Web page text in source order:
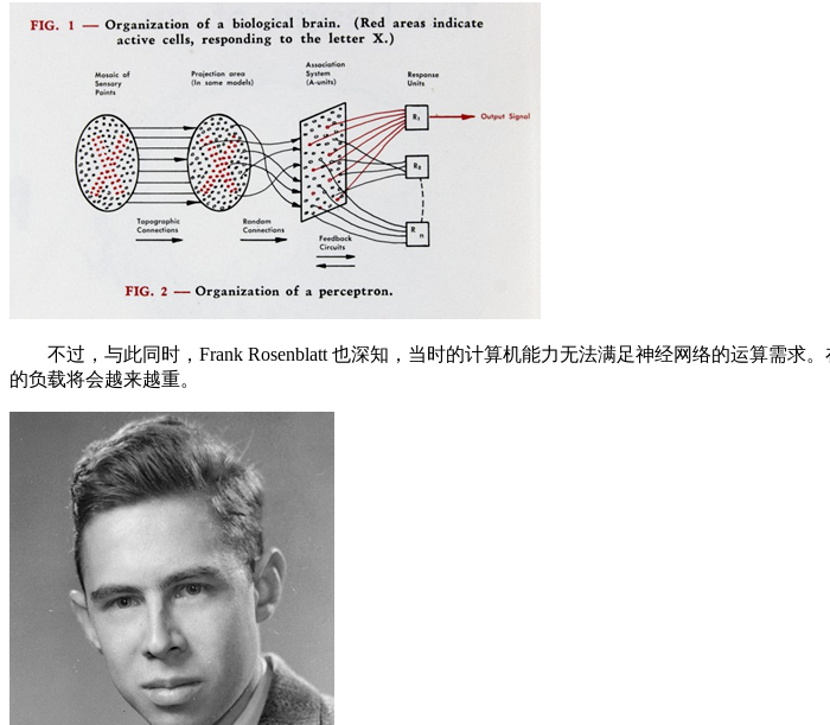
不过，与此同时，Frank Rosenblatt 也深知，当时的计算机能力无法满足神经网络的运算需
的负载将会越来越重。